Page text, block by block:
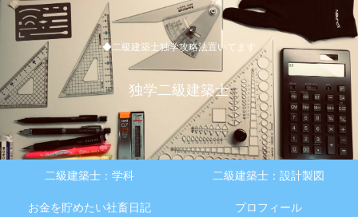
◆二級建築士独学攻略法置いてます
独学二級建築士
二級建築士：学科 二級建築士：設計製図
お金を貯めたい社畜日記 プロフィール